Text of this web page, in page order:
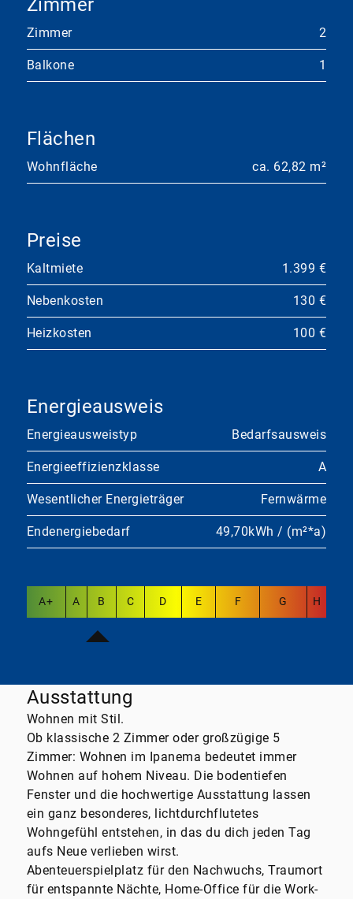
Zimmer
Zimmer 2
Balkone 1
Flächen
Wohnfläche ca. 62,82 m²
Preise
Kaltmiete 1.399 €
Nebenkosten 130 €
Heizkosten 100 €
Energieausweis
Energieausweistyp Bedarfsausweis
Energieeffizienzklasse A
Wesentlicher Energieträger Fernwärme
Endenergiebedarf 49,70kWh / (m²*a)
A+ A B C D E F G H
Ausstattung
Wohnen mit Stil.
Ob klassische 2 Zimmer oder großzügige 5
Zimmer: Wohnen im Ipanema bedeutet immer
Wohnen auf hohem Niveau. Die bodentiefen
Fenster und die hochwertige Ausstattung lassen
ein ganz besonderes, lichtdurchflutetes
Wohngefühl entstehen, in das du dich jeden Tag
aufs Neue verlieben wirst.
Abenteuerspielplatz für den Nachwuchs, Traumort
für entspannte Nächte, Home-Office für die Work-